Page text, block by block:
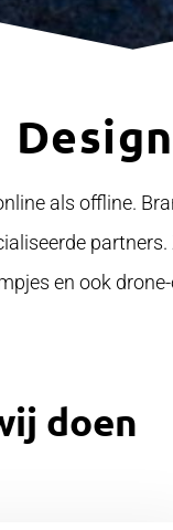
Design
als offline.
en ook
doen